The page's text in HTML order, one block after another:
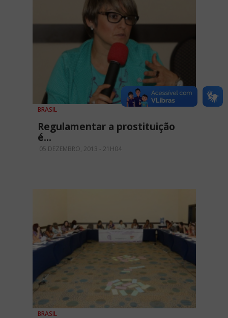
BRASIL
Regulamentar a prostituição
é...
05 DEZEMBRO, 2013 - 21H04
BRASIL